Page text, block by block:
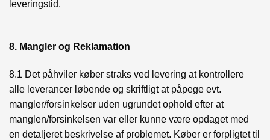
leveringstid.
8. Mangler og Reklamation
8.1 Det påhviler køber straks ved levering at kontrollere
alle leverancer løbende og skriftligt at påpege evt.
mangler/forsinkelser uden ugrundet ophold efter at
manglen/forsinkelsen var eller kunne være opdaget med
en detaljeret beskrivelse af problemet. Køber er forpligtet til